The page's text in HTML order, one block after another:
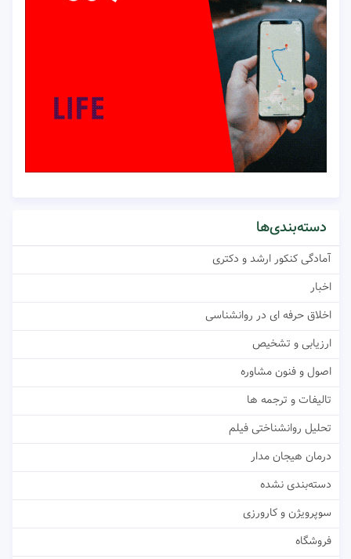
دسته‌بندی‌ها
آمادگی کنکور ارشد و دکتری
اخبار
اخلاق حرفه ای در روانشناسی
ارزیابی و تشخیص
اصول و فنون مشاوره
تالیفات و ترجمه ها
تحلیل روانشناختی فیلم
درمان هیجان مدار
دسته‌بندی نشده
سوپرویژن و کارورزی
فروشگاه